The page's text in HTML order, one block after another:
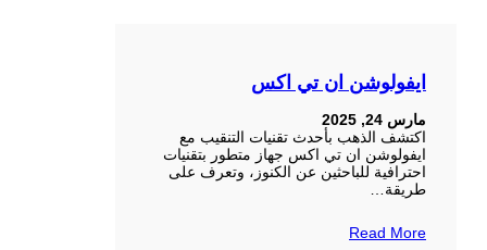
ايفولوشن ان تي اكس
مارس 24, 2025
اكتشف الذهب بأحدث تقنيات التنقيب مع
ايفولوشن ان تي اكس جهاز متطور بتقنيات
احترافية للباحثين عن الكنوز، وتعرف على
طريقة…
Read More